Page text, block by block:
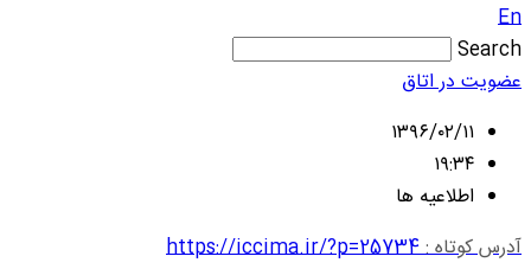
En
Search
عضویت در اتاق
۱۳۹۶/۰۲/۱۱
۱۹:۳۴
اطلاعیه ها
آدرس کوتاه :https://iccima.ir/?p=25734